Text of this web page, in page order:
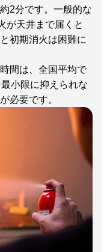
2分です。一般的な
が天井まで届くと
初期消火は困難に
間は、全国平均で
小限に抑えられな
必要です。